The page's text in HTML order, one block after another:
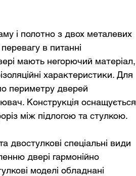
і полотно з двох металевих
в питанні
мають негорючий матеріал,
характеристики. Для
периметру дверей
Конструкція оснащується
між підлогою та стулкою.
двостулкові спеціальні види
двері гармонійно
моделі обладнані